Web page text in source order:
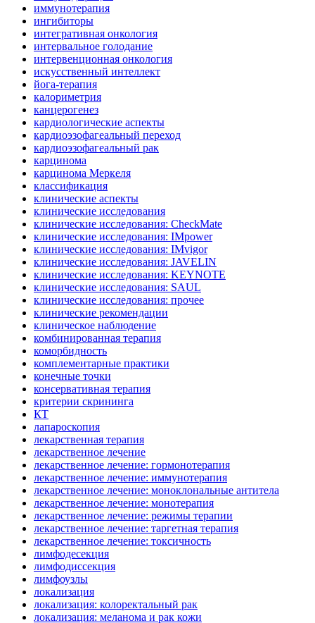
иммунотерапия
ингибиторы
интегративная онкология
интервальное голодание
интервенционная онкология
искусственный интеллект
йога-терапия
калориметрия
канцерогенез
кардиологические аспекты
кардиоэзофагеальный переход
кардиоэзофагеальный рак
карцинома
карцинома Меркеля
классификация
клинические аспекты
клинические исследования
клинические исследования: CheckMate
клинические исследования: IMpower
клинические исследования: IMvigor
клинические исследования: JAVELIN
клинические исследования: KEYNOTE
клинические исследования: SAUL
клинические исследования: прочее
клинические рекомендации
клиническое наблюдение
комбинированная терапия
коморбидность
комплементарные практики
конечные точки
консервативная терапия
критерии скрининга
КТ
лапароскопия
лекарственная терапия
лекарственное лечение
лекарственное лечение: гормонотерапия
лекарственное лечение: иммунотерапия
лекарственное лечение: моноклональные антитела
лекарственное лечение: монотерапия
лекарственное лечение: режимы терапии
лекарственное лечение: таргетная терапия
лекарственное лечение: токсичность
лимфодесекция
лимфодиссекция
лимфоузлы
локализация
локализация: колоректальный рак
локализация: меланома и рак кожи